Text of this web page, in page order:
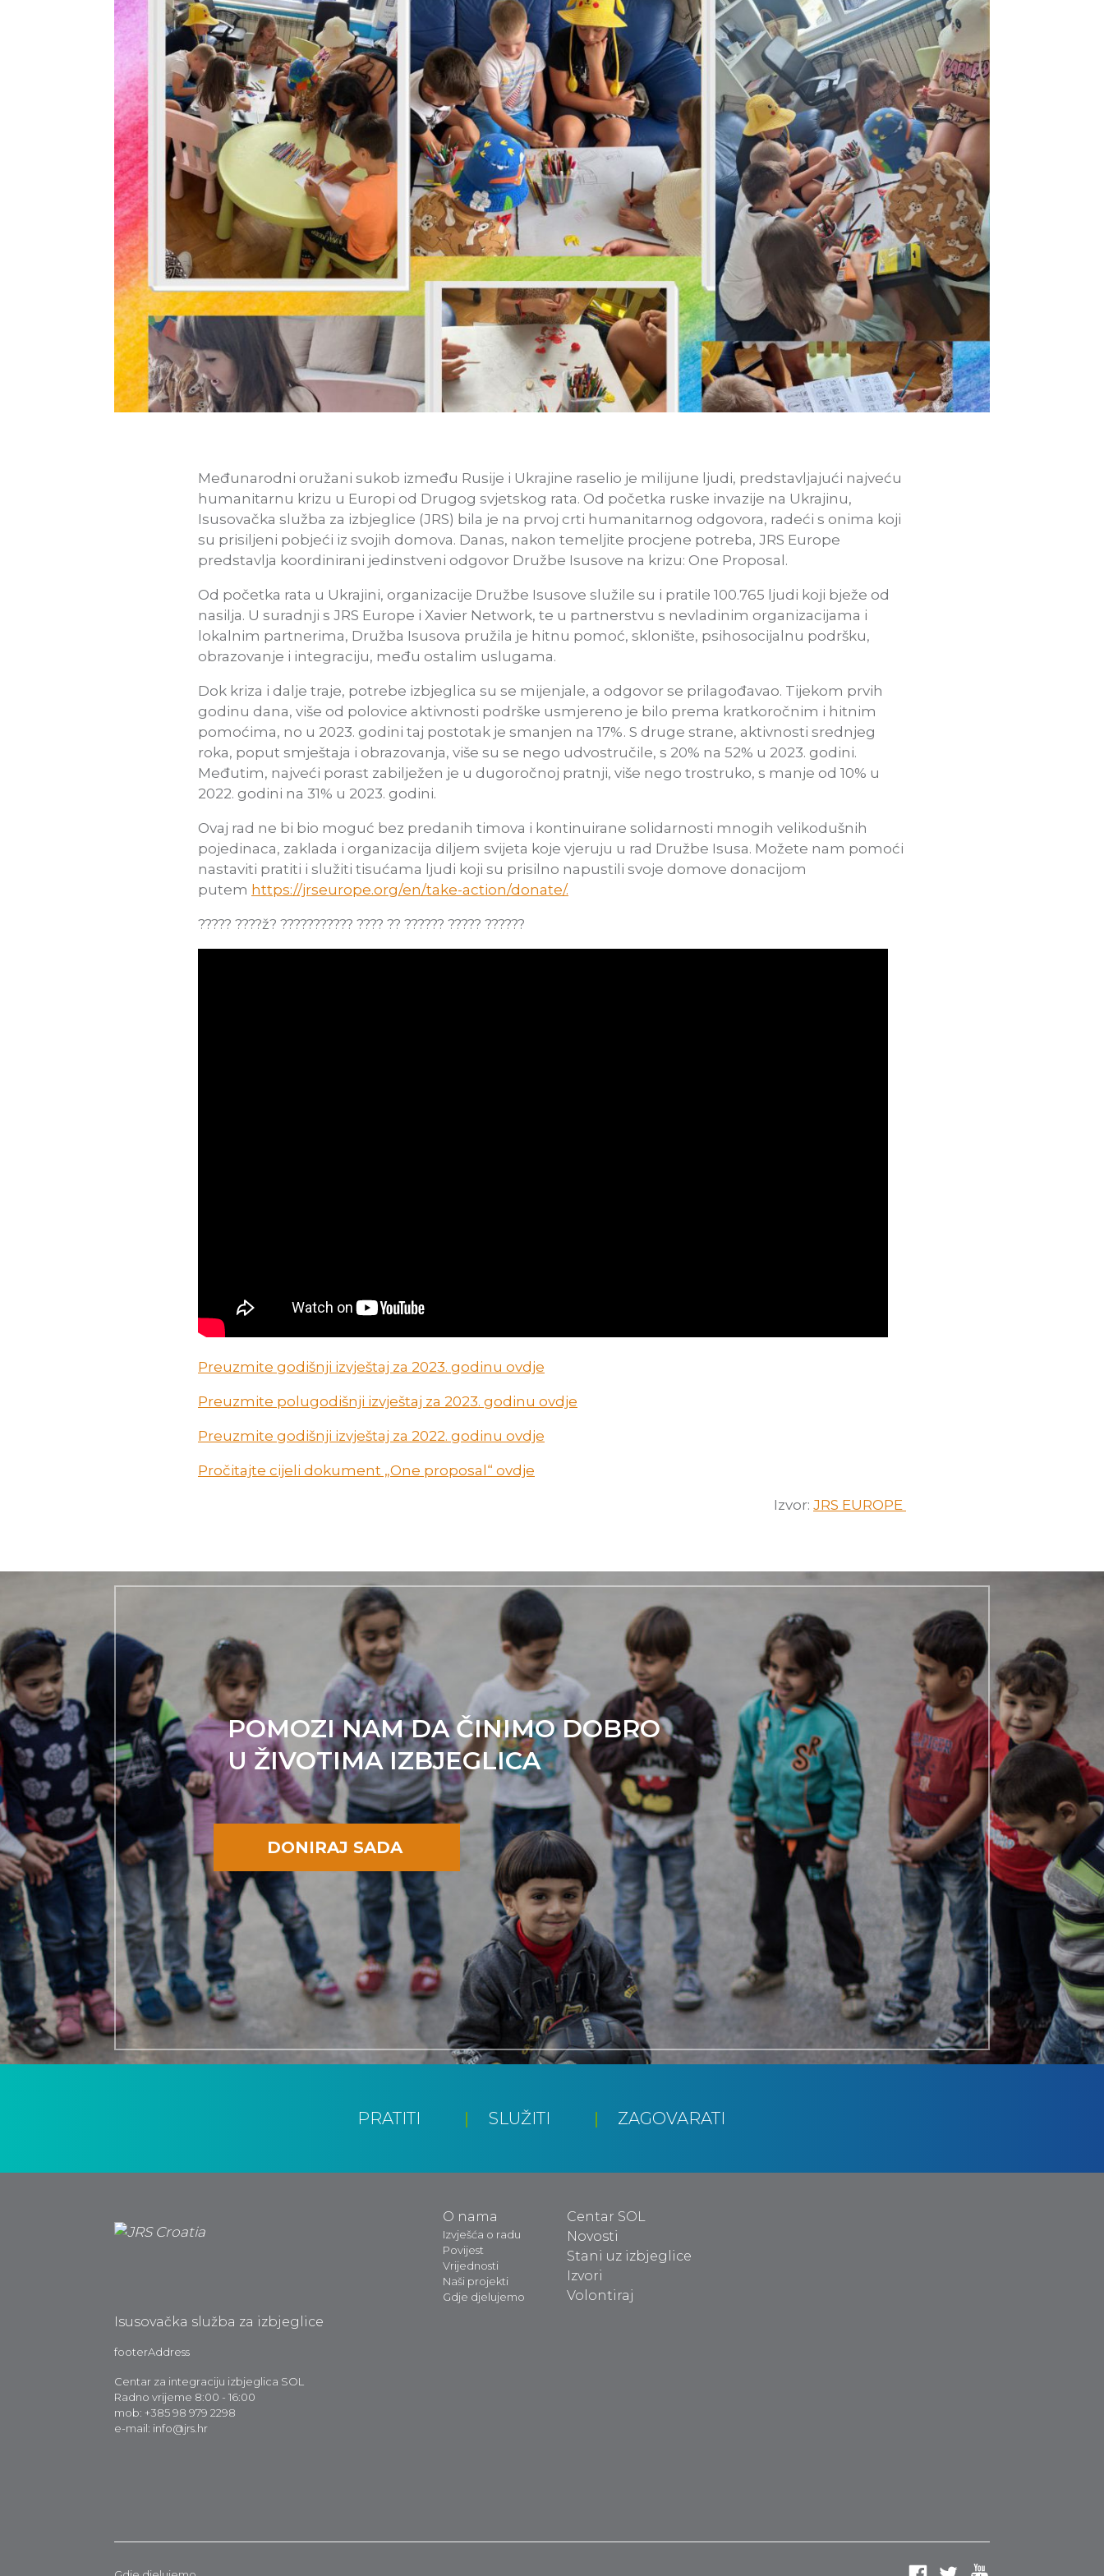
Međunarodni oružani sukob između Rusije i Ukrajine raselio je milijune ljudi, predstavljajući najveću
humanitarnu krizu u Europi od Drugog svjetskog rata. Od početka ruske invazije na Ukrajinu,
Isusovačka služba za izbjeglice (JRS) bila je na prvoj crti humanitarnog odgovora, radeći s onima koji
su prisiljeni pobjeći iz svojih domova. Danas, nakon temeljite procjene potreba, JRS Europe
predstavlja koordinirani jedinstveni odgovor Družbe Isusove na krizu: One Proposal.
Od početka rata u Ukrajini, organizacije Družbe Isusove služile su i pratile 100.765 ljudi koji bježe od
nasilja. U suradnji s JRS Europe i Xavier Network, te u partnerstvu s nevladinim organizacijama i
lokalnim partnerima, Družba Isusova pružila je hitnu pomoć, sklonište, psihosocijalnu podršku,
obrazovanje i integraciju, među ostalim uslugama.
Dok kriza i dalje traje, potrebe izbjeglica su se mijenjale, a odgovor se prilagođavao. Tijekom prvih
godinu dana, više od polovice aktivnosti podrške usmjereno je bilo prema kratkoročnim i hitnim
pomoćima, no u 2023. godini taj postotak je smanjen na 17%. S druge strane, aktivnosti srednjeg
roka, poput smještaja i obrazovanja, više su se nego udvostručile, s 20% na 52% u 2023. godini.
Međutim, najveći porast zabilježen je u dugoročnoj pratnji, više nego trostruko, s manje od 10% u
2022. godini na 31% u 2023. godini.
Ovaj rad ne bi bio moguć bez predanih timova i kontinuirane solidarnosti mnogih velikodušnih
pojedinaca, zaklada i organizacija diljem svijeta koje vjeruju u rad Družbe Isusa. Možete nam pomoći
nastaviti pratiti i služiti tisućama ljudi koji su prisilno napustili svoje domove donacijom
putem https://jrseurope.org/en/take-action/donate/.
????? ????ž? ??????????? ???? ?? ?????? ????? ??????
Preuzmite godišnji izvještaj za 2023. godinu ovdje
Preuzmite polugodišnji izvještaj za 2023. godinu ovdje
Preuzmite godišnji izvještaj za 2022. godinu ovdje
Pročitajte cijeli dokument „One proposal“ ovdje
Izvor: JRS EUROPE
POMOZI NAM DA ČINIMO DOBRO
U ŽIVOTIMA IZBJEGLICA
DONIRAJ SADA
PRATITI SLUŽITI ZAGOVARATI
Isusovačka služba za izbjeglice
footerAddress
Centar za integraciju izbjeglica SOL
Radno vrijeme 8:00 - 16:00
mob: +385 98 979 2298
e-mail: info@jrs.hr
O nama
Izvješća o radu
Povijest
Vrijednosti
Naši projekti
Gdje djelujemo
Centar SOL
Novosti
Stani uz izbjeglice
Izvori
Volontiraj